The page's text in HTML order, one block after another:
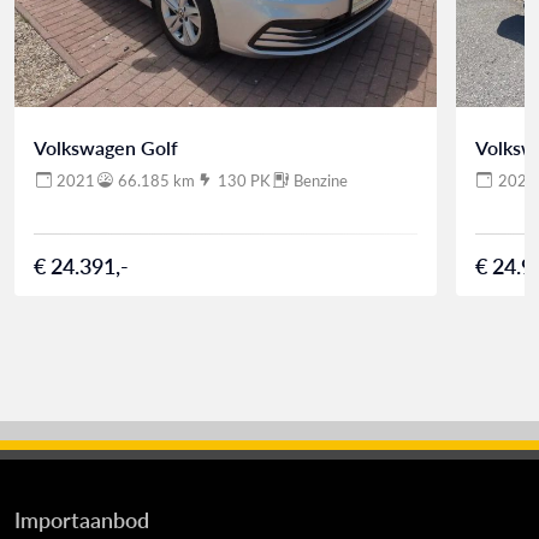
Volkswagen Golf
2021 66.185 km 130 PK Benzine
€ 24.391,-
2021
€
Importaanbod